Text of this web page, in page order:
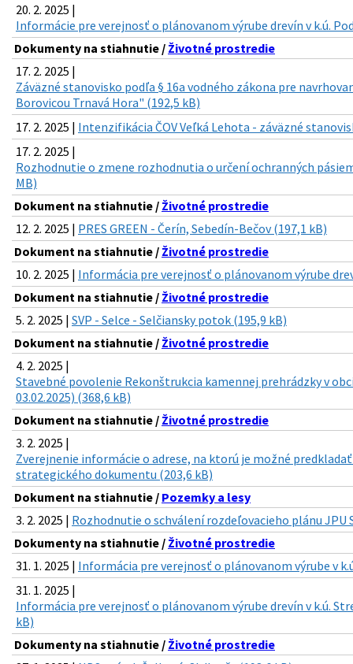
20. 2. 2025 |
Informácie pre verejnosť o plánovanom výrube drevín v k.ú.
Dokumenty na stiahnutie / Životné prostredie
17. 2. 2025 |
Záväzné stanovisko podľa § 16a vodného zákona pre
Borovicou Trnavá Hora" (192,5 kB)
17. 2. 2025 | Intenzifikácia ČOV Veľká Lehota - záväzné
17. 2. 2025 |
Rozhodnutie o zmene rozhodnutia o určení ochranných
MB)
Dokument na stiahnutie / Životné prostredie
12. 2. 2025 | PRES GREEN - Čerín, Sebedín-Bečov (197,1 kB)
Dokument na stiahnutie / Životné prostredie
10. 2. 2025 | Informácia pre verejnosť o plánovanom výrube
Dokument na stiahnutie / Životné prostredie
5. 2. 2025 | SVP - Selce - Selčiansky potok (195,9 kB)
Dokument na stiahnutie / Životné prostredie
4. 2. 2025 |
Stavebné povolenie Rekonštrukcia kamennej prehrádzky v
03.02.2025) (368,6 kB)
Dokument na stiahnutie / Životné prostredie
3. 2. 2025 |
Zverejnenie informácie o adrese, na ktorú je možné
strategického dokumentu (203,6 kB)
Dokument na stiahnutie / Pozemky a lesy
3. 2. 2025 | Rozhodnutie o schválení rozdeľovacieho plánu JPU
Dokumenty na stiahnutie / Životné prostredie
31. 1. 2025 | Informácia pre verejnosť o plánovanom výrube v
31. 1. 2025 |
Informácia pre verejnosť o plánovanom výrube drevín v k.ú.
kB)
Dokumenty na stiahnutie / Životné prostredie